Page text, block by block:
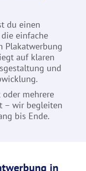
du einen
einfache
Plakatwerbung
auf klaren
und
mehrere
– wir begleiten
bis Ende.
in